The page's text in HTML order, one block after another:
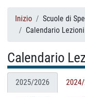
Inizio Scuole di
Calendario Lezioni
Calendario
2025/2026